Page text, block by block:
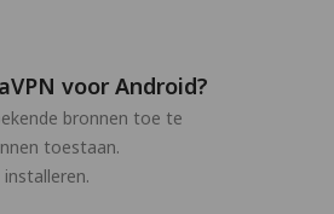
voor Android?
bronnen toe te
toestaan.